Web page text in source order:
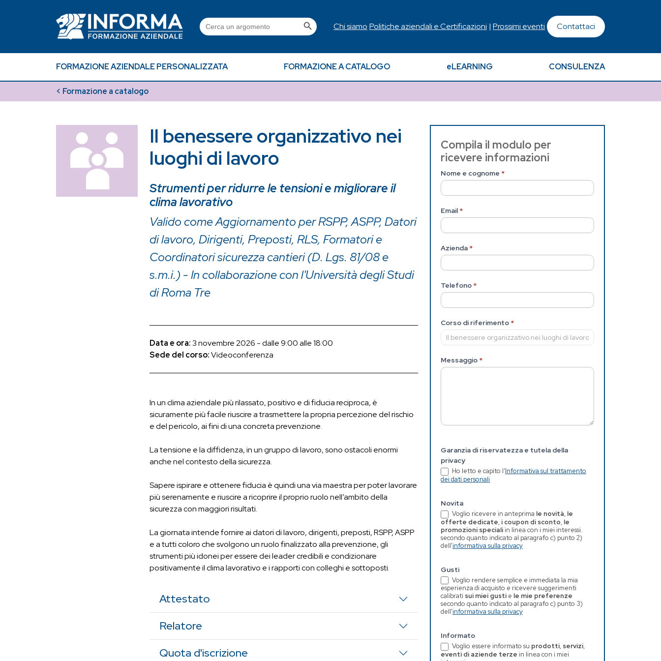
Search
for:
Search Button
Chi siamo Politiche aziendali e Certificazioni | Prossimi eventi Contattaci
FORMAZIONE AZIENDALE PERSONALIZZATA FORMAZIONE A CATALOGO eLEARNING CONSULENZA
< Formazione a catalogo
Il benessere organizzativo nei
luoghi di lavoro
Strumenti per ridurre le tensioni e migliorare il
clima lavorativo
Valido come Aggiornamento per RSPP, ASPP, Datori
di lavoro, Dirigenti, Preposti, RLS, Formatori e
Coordinatori sicurezza cantieri (D. Lgs. 81/08 e
s.m.i.) - In collaborazione con l'Università degli Studi
di Roma Tre
Data e ora:3 novembre 2026 - dalle 9:00 alle 18:00
Sede del corso:Videoconferenza
In un clima aziendale più rilassato, positivo e di fiducia reciproca, è
sicuramente più facile riuscire a trasmettere la propria percezione del rischio
e del pericolo, ai fini di una concreta prevenzione.
La tensione e la diffidenza, in un gruppo di lavoro, sono ostacoli enormi
anche nel contesto della sicurezza.
Sapere ispirare e ottenere fiducia è quindi una via maestra per poter lavorare
più serenamente e riuscire a ricoprire il proprio ruolo nell’ambito della
sicurezza con maggiori risultati.
La giornata intende fornire ai datori di lavoro, dirigenti, preposti, RSPP, ASPP
e a tutti coloro che svolgono un ruolo finalizzato alla prevenzione, gli
strumenti più idonei per essere dei leader credibili e condizionare
positivamente il clima lavorativo e i rapporti con colleghi e sottoposti.
Attestato
Relatore
Quota d'iscrizione
Contattaci
(Pagina
interna)
Compila il modulo per
ricevere informazioni
Nome e cognome *
Email *
Azienda *
Telefono *
Corso di riferimento *
Messaggio *
Garanzia di riservatezza e tutela della
privacy
Ho letto e capito l'Informativa sul trattamento
dei dati personali
Novita
Voglio ricevere in anteprima le novità, le
offerte dedicate, i coupon di sconto, le
promozioni specialiin linea con i miei interessi.
secondo quanto indicato al paragrafo c) punto 2)
dell'informativa sulla privacy
Gusti
Voglio rendere semplice e immediata la mia
esperienza di acquisto e ricevere suggerimenti
calibrati sui miei gusti e le mie preferenze
secondo quanto indicato al paragrafo c) punto 3)
dell'informativa sulla privacy
Informato
Voglio essere informato su prodotti, servizi,
eventi di aziende terze in linea con i miei